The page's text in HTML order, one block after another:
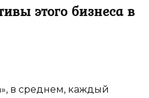
этого бизнеса в
в среднем, каждый